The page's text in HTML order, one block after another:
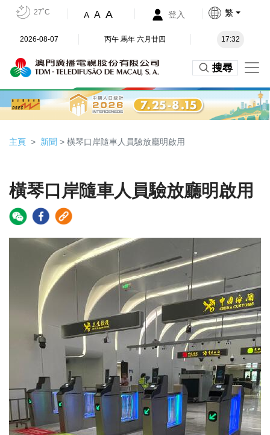
27˚C A A A 登入 繁
2026-08-07 丙午 馬年 六月廿四 17:32
搜尋
主頁 新聞 > 橫琴口岸隨車人員驗放廳明啟用
橫琴口岸隨車人員驗放廳明啟用